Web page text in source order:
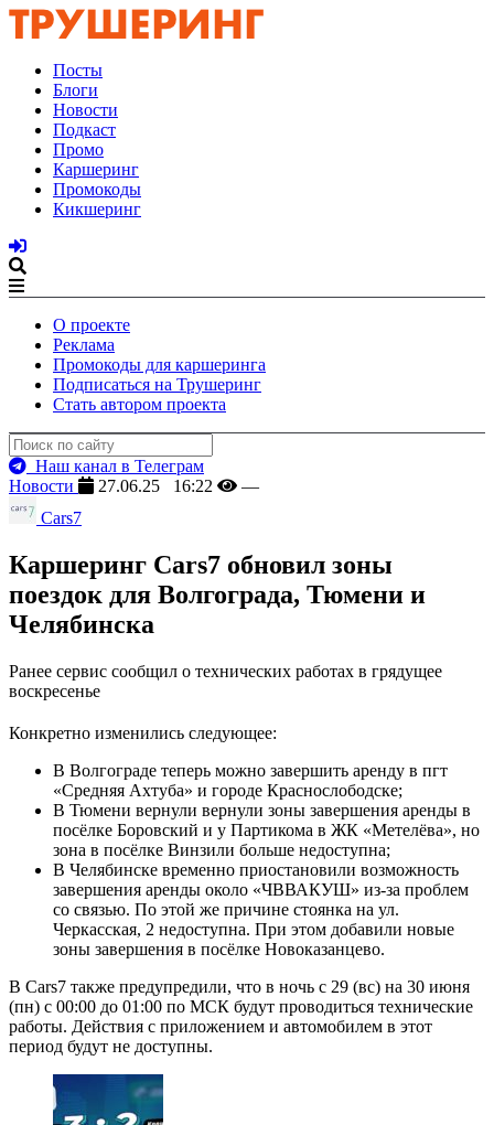
Посты
Блоги
Новости
Подкаст
Промо
Каршеринг
Промокоды
Кикшеринг
О проекте
Реклама
Промокоды для каршеринга
Подписаться на Трушеринг
Стать автором проекта
Наш канал в Телеграм
Новости
27.06.25 16:22
—
Cars7
Каршеринг Cars7 обновил зоны
поездок для Волгограда, Тюмени и
Челябинска
Ранее сервис сообщил о технических работах в грядущее
воскресенье
Конкретно изменились следующее:
В Волгограде теперь можно завершить аренду в пгт
«Средняя Ахтуба» и городе Краснослободске;
В Тюмени вернули вернули зоны завершения аренды в
посёлке Боровский и у Партикома в ЖК «Метелёва», но
зона в посёлке Винзили больше недоступна;
В Челябинске временно приостановили возможность
завершения аренды около «ЧВВАКУШ» из-за проблем
со связью. По этой же причине стоянка на ул.
Черкасская, 2 недоступна. При этом добавили новые
зоны завершения в посёлке Новоказанцево.
В Cars7 также предупредили, что в ночь с 29 (вс) на 30 июня
(пн) с 00:00 до 01:00 по МСК будут проводиться технические
работы. Действия с приложением и автомобилем в этот
период будут не доступны.